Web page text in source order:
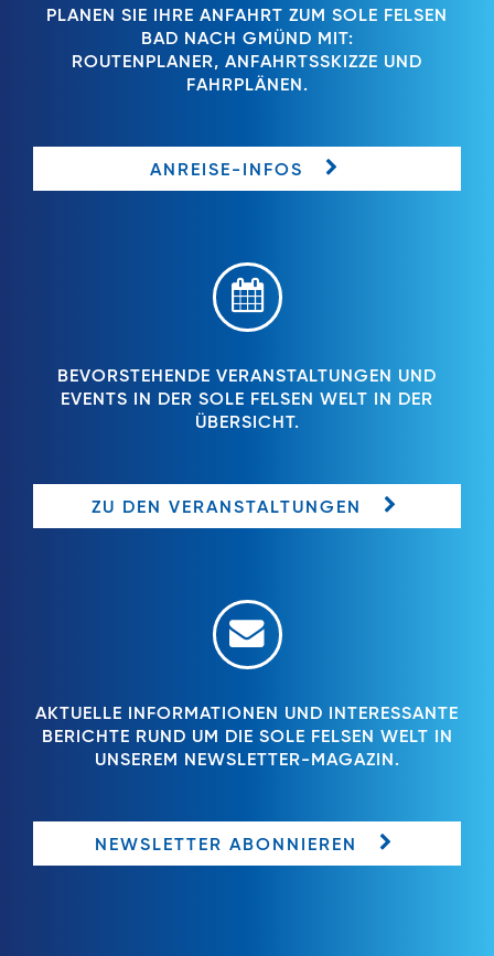
PLANEN SIE IHRE ANFAHRT ZUM SOLE FELSEN
BAD NACH GMÜND MIT:
ROUTENPLANER, ANFAHRTSSKIZZE UND
FAHRPLÄNEN.
ANREISE-INFOS
BEVORSTEHENDE VERANSTALTUNGEN UND
EVENTS IN DER SOLE FELSEN WELT IN DER
ÜBERSICHT.
ZU DEN VERANSTALTUNGEN
AKTUELLE INFORMATIONEN UND INTERESSANTE
BERICHTE RUND UM DIE SOLE FELSEN WELT IN
UNSEREM NEWSLETTER-MAGAZIN.
NEWSLETTER ABONNIEREN